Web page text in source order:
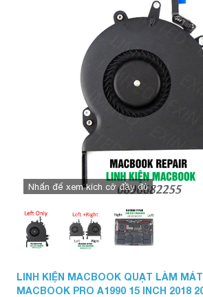
Nhấn để xem kích cỡ đầy đủ
LINH KIỆN MACBOOK QUẠT LÀM
MACBOOK PRO A1990 15 INCH 2018